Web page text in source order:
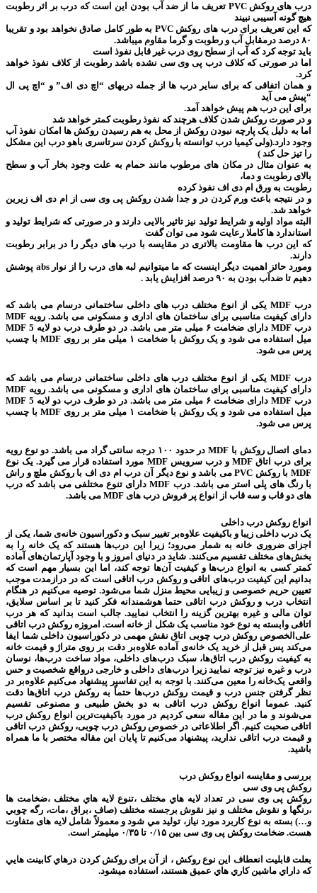
درب های روکش PVC تعریف ما از ضد آب بودن این است که درب بر اثر رطوبت
هیچ گونه آسیبی نبیند
که این تعریف برای درب های روکش PVC به طور کامل صادق نخواهد بود و تقریبا
۸۰ درصد درمقابل آب و رطوبت و گرما مقاوم میباشد.
باید توجه کرد که آب از سطح روی درب غیر قابل نفوذ است
اما در صورتی که کلاف درب پی وی سی نشده باشد رطوبت از کلاف نفوذ خواهد
کرد.
و همان اتفاقی که برای سایر درب ها از جمله دربهای “اچ دی اف” و “اچ پی ال
“پیش می آید
برای این درب هم پیش خواهد آمد.
و در صورت روکش شدن کلاف هرچند که نفوذ رطوبت کمتر خواهد شد
اما به دلیل یک پارچه نبودن روکش از محل به هم رسیدن روکش ها امکان نفوذ آب
وجود دارد.(ولی کیمیا درب توانسته با روکش کردن سرتاسری باهو درب این مشکل
را تیز حل کند )
به عنوان مثال در مکان های مرطوب مانند حمام به علت وجود بخار آب و سطح
بالای رطوبت و دما،
رطوبت به ورق ام دی اف نفوذ کرده
و در نتیجه باعث ورم کردن در و جدا شدن روکش پی وی سی از ام دی اف زیرین
خواهد شد.
البته مواد اولیه و شرایط تولید نیز تاثیر بالایی دارند و در صورتی که شرایط تولید و
استاندارد ها کاملا رعایت شود می توان گفت
که این درب ها مقاومت بالاتری در مقایسه با درب های دیگر را در برابر رطوبت
دارند.
ومورد حائز اهمیت دیگر اینست که ما میتوانیم لبه های درب را از نوار abs پوشش
دهیم تا ضدآب بودن به ۹۰ درصد افزایش یابد .
درب MDF یکی از انوع مختلف درب های داخلی ساختمانی درسام می باشد که
دارای کیفیت مناسبی برای ساختمان های اداری و مسکونی می باشد. رویه MDF
درب MDF دارای ضخامت ۶ میلی متر می باشد. در دو طرف درب دو لایه MDF 5
میل استفاده می شود و یک روکش با ضخامت ۱ میلی متر بر روی MDF با چسب
پرس می شود.
درب MDF یکی از انوع مختلف درب های داخلی ساختمانی درسام می باشد که
دارای کیفیت مناسبی برای ساختمان های اداری و مسکونی می باشد. رویه MDF
درب MDF دارای ضخامت ۶ میلی متر می باشد. در دو طرف درب دو لایه MDF 5
میل استفاده می شود و یک روکش با ضخامت ۱ میلی متر بر روی MDF با چسب
پرس می شود.
دمای اتصال روکش با MDF در حدود ۱۰۰ درجه سانتی گراد می باشد. دو نوع رویه
برای درب اتاق MDF و درب سرویس MDF مورد استفاده قرار می گیرد. یک نوع
MDF با روکش PVC می باشد و نوع دیگر آن درب ام دی اف با روکش ملچ و راش
با رنگ های پلی استر می باشد. درب MDF دارای تنوع مختلفی می باشد که درب
های دو قاب و سه قاب از انواع پر فروش درب های MDF می باشد.
انواع روکش درب داخلی
یک درب داخلی زیبا و باکیفیت علاوه‌بر تغییر سبک و دکوراسیون خانه‌ی شما، یکی از
اجزای ضروری خانه به شمار می‌رود؛ زیرا این درب‌ها هستند که یک خانه را به
بخش‌های مختلف تقسیم می‌کنند. شاید در دنیای امروز و با وجود آپارتمان‌های آماده
کمتر کسی به انواع درب‌ها و کیفیت آن‌ها توجه کند، اما این بسیار مهم است که
بدانیم این کیفیت درب‌های اتاقی و روکش درب اتاقی است که در درازمدت موجب
تعیین حریم خصوصی و زیبایی محیط منزل شما می‌شود. توصیه می‌کنیم در هنگام
انتخاب درب و روکش درب اتاقی حتما هوشمندانه فکر کنید تا بر اساس سلایق،
توان مالی و غیره بهترین گزینه را انتخاب نمایید. جالب است بدانید که هر درب
اتاقی وابسته به نوع خود مناسب یک شکل از خانه است. امروزه روکش درب اتاقی
علی‌الخصوص روکش درب چوبی اتاق نقش مهمی در دکوراسیون داخلی شما ایفا
می‌کند پس قبل از خرید یک خانه‌ی آماده علاوه‌بر دقت بر روی متراژ و قیمت خانه
به کیفیت روکش درب اتاق‌ها، سبک درب‌های داخلی، مواد ساخت درب‌ها، نوسان
درب و غیره نیز توجه نمایید زیرا درب‌های داخلی و خارجی درواقع شخصیت و حس
واقعی یک‌خانه را معین می‌کنند. با توجه به این تفاسیر پیشنهاد می‌کنیم علاوه‌بر در
نظر گرفتن جنس درب و قیمت روکش درب‌ها حتماً به روکش درب اتاق‌ها دقت
کنید. عموما انواع روکش درب اتاقی به دو بخش طبیعی و مصنوعی تقسیم
می‌شوند و ما در این مقاله سعی کردیم در مورد باکیفیت‌ترین انواع روکش درب
اتاقی صحبت کنیم. اگر اطلاعاتی در خصوص روکش درب چوبی، روکش درب اتاقی
و قیمت درب اتاقی ندارید، پیشنهاد می‌کنیم تا پایان این مقاله مختصر با ما همراه
باشید.
بررسی و مقایسه انواع روکش درب
روکش پی وی سی
روکش پی وی سی در تعداد لايه هاي مختلف ،تنوع لايه هاي مختلف ،ضخامت ها
،رنگها و نقوش مختلف و نيز نقوش برجسته مختلف (صاف ،براق ،مات، رگه چوبي
و…) بسته به نوع كاربرد مورد نياز، توليد مي شود و معمولاً شامل لايه های متفاوت
هست. ضخامت روکش پی وی سی بين ۰/۱۵ تا ۰/۳۵ ميليمتر است.
بعلت قابليت انعطاف اين نوع روكش ، از آن برای روكش كردن درهاي كابينت هايي
كه داراي ماشين كاري هاي عميق هستند، استفاده میشود.